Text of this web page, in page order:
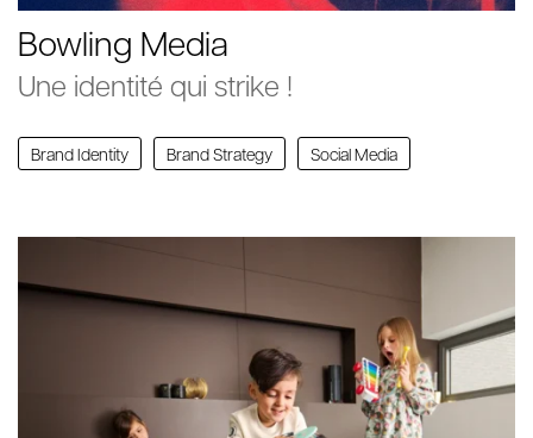
Bowling Media
Brand Identity Brand Strategy Social Media
Une identité qui strike !